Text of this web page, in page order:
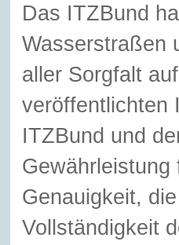
Das ITZBund
Wasserstraßen
aller Sorgfalt
veröffentlichten
ITZBund und
Genauigkeit,
Vollständigkeit